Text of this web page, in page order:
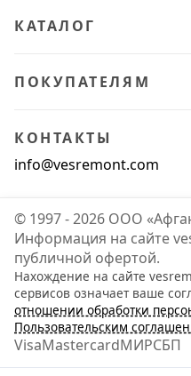
Расходные материалы
Для инструмента
КАТАЛОГ
ПОКУПАТЕЛЯМ
КОНТАКТЫ
info@vesremont.com
© 1997 - 2026 ООО
Информация на сайте
публичной офертой.
Нахождение на сайте
сервисов означает ваше
отношении обработки
Пользовательским
VisaMastercardМИРСБП